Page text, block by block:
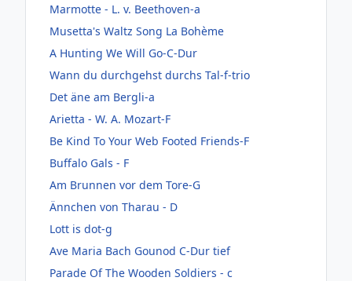
Marmotte - L. v. Beethoven-a
Musetta's Waltz Song La Bohème
A Hunting We Will Go-C-Dur
Wann du durchgehst durchs Tal-f-trio
Det äne am Bergli-a
Arietta - W. A. Mozart-F
Be Kind To Your Web Footed Friends-F
Buffalo Gals - F
Am Brunnen vor dem Tore-G
Ännchen von Tharau - D
Lott is dot-g
Ave Maria Bach Gounod C-Dur tief
Parade Of The Wooden Soldiers - c